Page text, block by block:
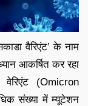
वैरिएंट’ के नाम
आकर्षित कर रहा
(Omicron
संख्या में म्यूटेशन